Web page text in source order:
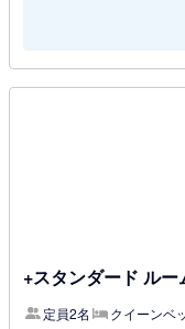
+スタンダード ルー
定員2名 クイーンベ